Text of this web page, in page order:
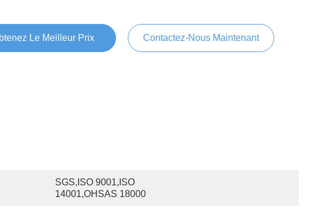
Le Meilleur Prix Contactez-Nous Maintenant
SGS,ISO 9001,ISO
14001,OHSAS 18000